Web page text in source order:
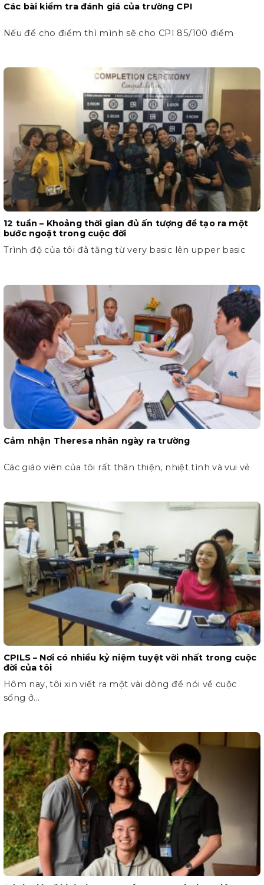
Các bài kiểm tra đánh giá của trường CPI
Nếu để cho điểm thì mình sẽ cho CPI 85/100 điểm
12 tuần – Khoảng thời gian đủ ấn tượng để tạo ra một
bước ngoặt trong cuộc đời
Trình độ của tôi đã tăng từ very basic lên upper basic
Cảm nhận Theresa nhân ngày ra trường
Các giáo viên của tôi rất thân thiện, nhiệt tình và vui vẻ
CPILS – Nơi có nhiều kỷ niệm tuyệt vời nhất trong cuộc
đời của tôi
Hôm nay, tôi xin viết ra một vài dòng để nói về cuộc
sống ở...